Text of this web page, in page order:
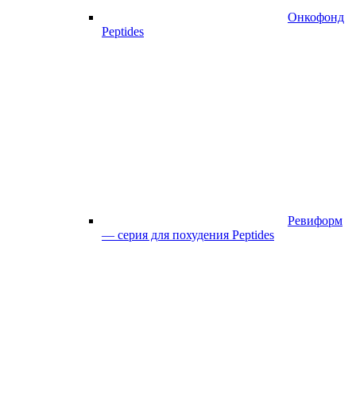
Онкофонд
Peptides
Ревиформ
— серия для похудения Peptides